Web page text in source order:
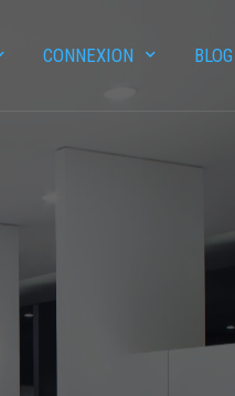
CONNEXION BLOG